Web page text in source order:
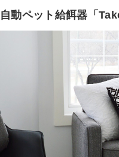
自動ペット給餌器「